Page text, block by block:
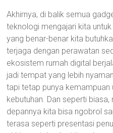
Akhirnya, di balik semua
teknologi mengajari kita
yang benar-benar kita
terjaga dengan perawatan
ekosistem rumah digital
jadi tempat yang lebih
tapi tetap punya kemampuan
kebutuhan. Dan seperti
depannya kita bisa ngobrol
terasa seperti presentasi